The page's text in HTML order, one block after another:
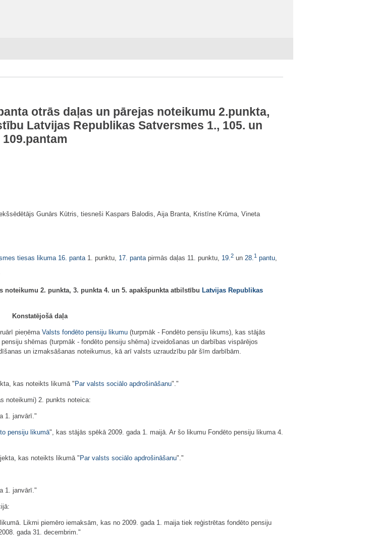
otrās daļas un pārejas noteikumu 2.punkta,
Latvijas Republikas Satversmes 1., 105. un
109.pantam
Gunārs Kūtris, tiesneši Kaspars Balodis, Aija Branta, Kristīne Krūma, Vineta
tiesas likuma 16. panta1. punktu, 17. pantapirmās daļas 11. punktu, 19.2 un 28.1 pantu,
noteikumu 2. punkta, 3. punkta 4. un 5. apakšpunkta atbilstību Latvijas Republikas
Konstatējošā daļa
pieņēmaValsts fondēto pensiju likumu (turpmāk - Fondēto pensiju likums), kas stājās
shēmas (turpmāk - fondēto pensiju shēma) izveidošanas un darbības vispārējos
un izmaksāšanas noteikumus, kā arī valsts uzraudzību pār šīm darbībām.
kas noteikts likumā " Par valsts sociālo apdrošināšanu"."
noteikumi) 2. punkts noteica:
1. janvārī."
pensiju likumā", kas stājās spēkā 2009. gada 1. maijā. Ar šo likumu Fondēto pensiju likuma 4.
kas noteikts likumā " Par valsts sociālo apdrošināšanu"."
1. janvārī."
Likmi piemēro iemaksām, kas no 2009. gada 1. maija tiek reģistrētas fondēto pensiju
gada 31. decembrim."